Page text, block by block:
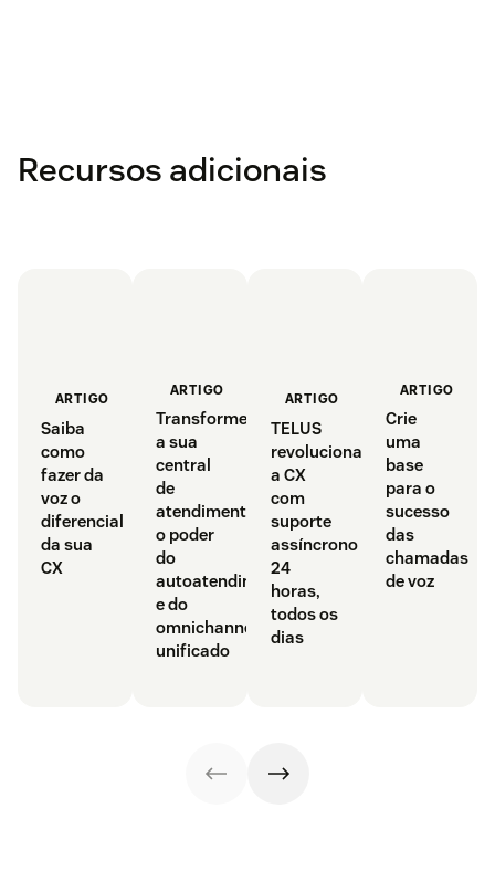
Recursos adicionais
ARTIGO
Saiba
como
fazer da
voz o
diferencial
da sua
CX
ARTIGO
Transforme
a sua
central
de
atendimento:
o poder
do
autoatendimento
e do
omnichannel
unificado
ARTIGO
TELUS
revoluciona
a CX
com
suporte
assíncrono
24
horas,
todos os
dias
ARTIGO
Crie
uma
base
para o
sucesso
das
chamadas
de voz